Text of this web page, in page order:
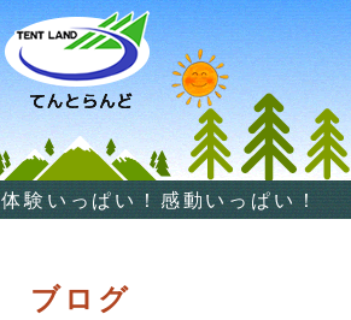
験いっぱい！感動いっぱい！
ブログ